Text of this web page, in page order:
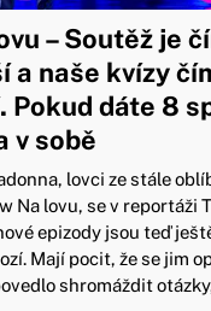
– Soutěž je
a naše kvízy
Pokud dáte 8
v sobě
lovci ze stále
Na lovu, se v reportáži
epizody jsou teď
Mají pocit, že se jim
shromáždit